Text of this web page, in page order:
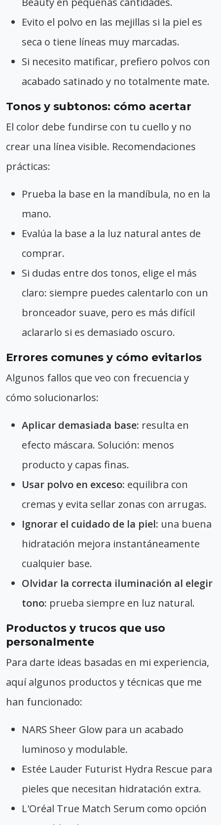
Evito el polvo en las mejillas si la piel es
seca o tiene líneas muy marcadas.
Si necesito matificar, prefiero polvos con
acabado satinado y no totalmente mate.
Tonos y subtonos: cómo acertar
El color debe fundirse con tu cuello y no
crear una línea visible. Recomendaciones
prácticas:
Prueba la base en la mandíbula, no en la
mano.
Evalúa la base a la luz natural antes de
comprar.
Si dudas entre dos tonos, elige el más
claro: siempre puedes calentarlo con un
bronceador suave, pero es más difícil
aclararlo si es demasiado oscuro.
Errores comunes y cómo evitarlos
Algunos fallos que veo con frecuencia y
cómo solucionarlos:
Aplicar demasiada base: resulta en
efecto máscara. Solución: menos
producto y capas finas.
Usar polvo en exceso: equilibra con
cremas y evita sellar zonas con arrugas.
Ignorar el cuidado de la piel: una buena
hidratación mejora instantáneamente
cualquier base.
Olvidar la correcta iluminación al elegir
tono: prueba siempre en luz natural.
Productos y trucos que uso
personalmente
Para darte ideas basadas en mi experiencia,
aquí algunos productos y técnicas que me
han funcionado:
NARS Sheer Glow para un acabado
luminoso y modulable.
Estée Lauder Futurist Hydra Rescue para
pieles que necesitan hidratación extra.
L'Oréal True Match Serum como opción